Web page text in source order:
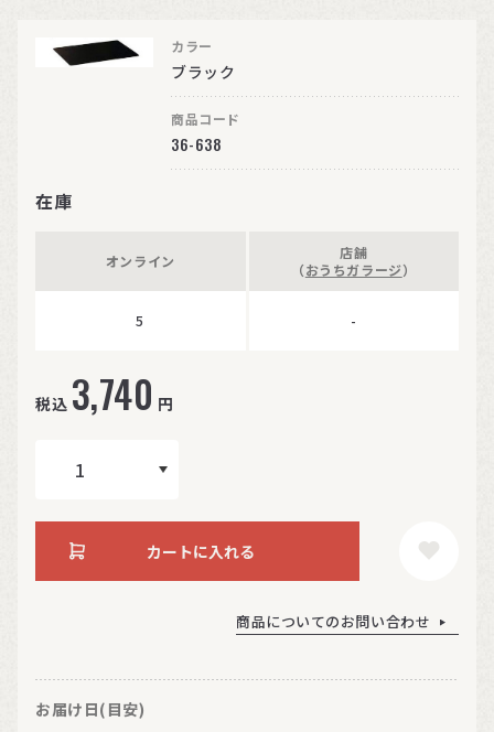
カラー
ブラック
商品コード
36-638
在庫
オンライン
5
店舗
（おうちガラージ）
-
税込 3,740 円
カートに入れる
商品についてのお問い合わせ
お届け日(目安)